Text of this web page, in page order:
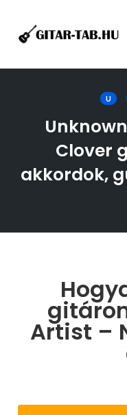
U
Clover
akkordok,
Artist –